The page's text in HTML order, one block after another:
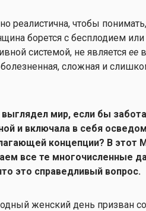
реалистична, чтобы
борется с бесплодием
системой, не является ее
сложная и
мир, если бы
и включала в себя
концепции? В этот
все те многочисленные
это справедливый вопрос.
женский день призван